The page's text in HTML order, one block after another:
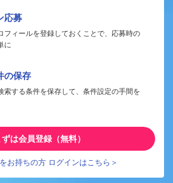
応募
フィールを登録しておくことで、応募時の
に
の保存
索する条件を保存して、条件設定の手間を
ずは会員登録（無料）
お持ちの方 ログインはこちら＞